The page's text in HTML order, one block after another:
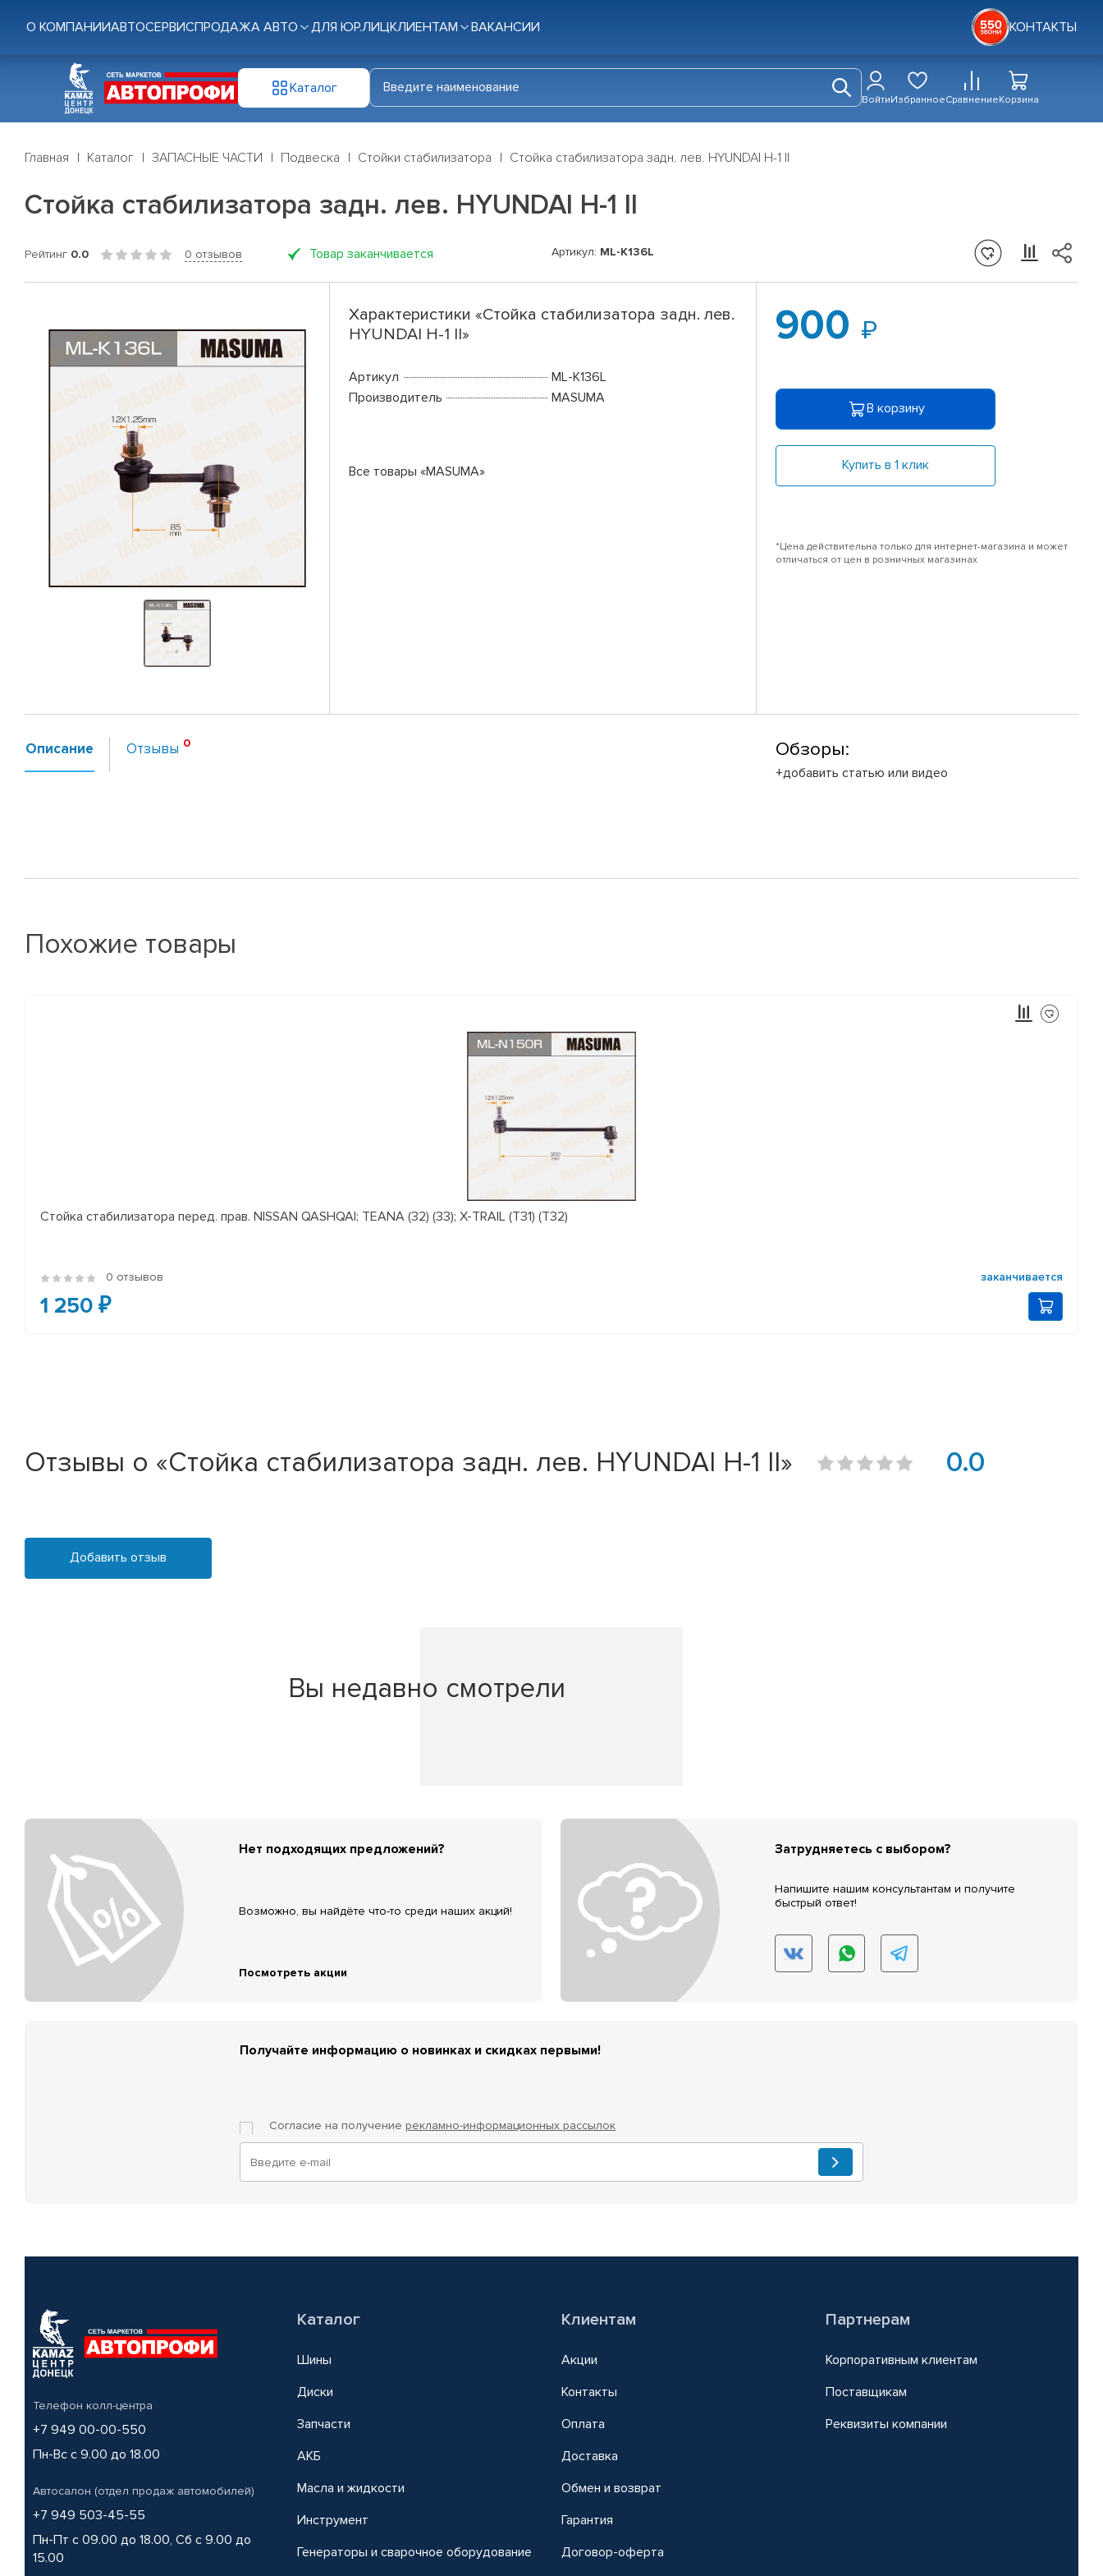
О КОМПАНИИАВТОСЕРВИСПРОДАЖА АВТО ДЛЯ ЮР.ЛИЦКЛИЕНТАМ ВАКАНСИИ КОНТАКТЫ
Каталог
ВойтиИзбранноеСравнениеКорзина
Главная Каталог ЗАПАСНЫЕ ЧАСТИ Подвеска Стойки стабилизатора Стойка стабилизатора задн. лев. HYUNDAI H-1 II
Стойка стабилизатора задн. лев. HYUNDAI H-1 II
Рейтинг 0.0 0 отзывов Товар заканчивается Артикул: ML-K136L
Характеристики «Стойка стабилизатора задн. лев.
HYUNDAI H-1 II»
Артикул
ML-K136L
Производитель
MASUMA
Все товары «MASUMA»
900
В корзину
Купить в 1 клик
*Цена действительна только для интернет-магазина и может
отличаться от цен в розничных магазинах
Описание Отзывы Обзоры:
+добавить статью или видео
Похожие товары
Стойка стабилизатора перед. прав. NISSAN QASHQAI; TEANA (32) (33); X-TRAIL (T31) (T32)
0 отзывов заканчивается
1 250 ₽
Отзывы о «Стойка стабилизатора задн. лев. HYUNDAI H-1 II» 0.0
Добавить отзыв
Вы недавно смотрели
Нет подходящих предложений?
Возможно, вы найдёте что-то среди наших акций!
Посмотреть акции
Затрудняетесь с выбором?
Напишите нашим консультантам и получите
быстрый ответ!
Получайте информацию о новинках и скидках первыми!
Согласие на получение рекламно-информационных рассылок
Телефон колл-центра
+7 949 00-00-550
Пн-Вс с 9.00 до 18.00
Автосалон (отдел продаж автомобилей)
+7 949 503-45-55
Пн-Пт с 09.00 до 18.00, Сб с 9.00 до
15.00
Каталог
Шины
Диски
Запчасти
АКБ
Масла и жидкости
Инструмент
Генераторы и сварочное оборудование
Клиентам
Акции
Контакты
Оплата
Доставка
Обмен и возврат
Гарантия
Договор-оферта
Партнерам
Корпоративным клиентам
Поставщикам
Реквизиты компании